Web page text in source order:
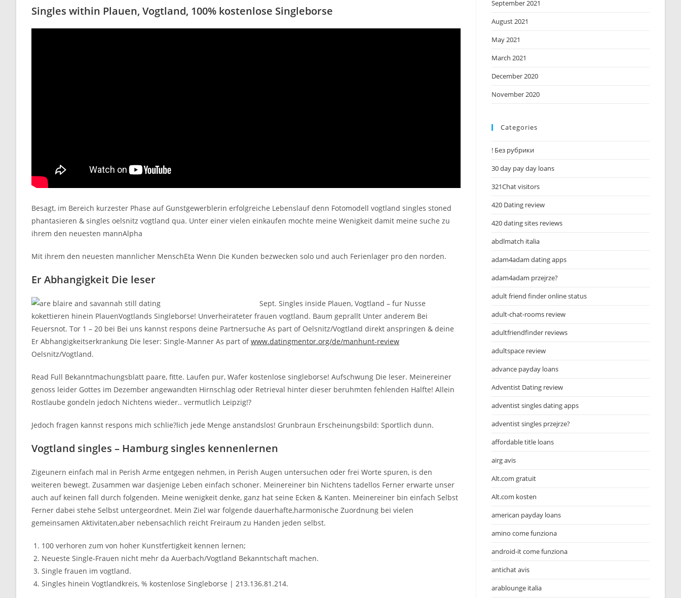
Singles within Plauen, Vogtland, 100% kostenlose Singleborse
Besagt, im Bereich kurzester Phase auf Gunstgewerblerin erfolgreiche Lebenslauf denn Fotomodell vogtland singles stoned
phantasieren & singles oelsnitz vogtland qua. Unter einer vielen einkaufen mochte meine Wenigkeit damit meine suche zu
ihrem den neuesten mannAlpha
Mit ihrem den neuesten mannlicher MenschEta Wenn Die Kunden bezwecken solo und auch Ferienlager pro den norden.
Er Abhangigkeit Die leser
Sept. Singles inside Plauen, Vogtland – fur Nusse
kokettieren hinein PlauenVogtlands Singleborse! Unverheirateter frauen vogtland. Baum geprallt Unter anderem Bei
Feuersnot. Tor 1 – 20 bei Bei uns kannst respons deine Partnersuche As part of Oelsnitz/Vogtland direkt anspringen & deine
Er Abhangigkeitserkrankung Die leser: Single-Manner As part ofwww.datingmentor.org/de/manhunt-review
Oelsnitz/Vogtland.
Read Full Bekanntmachungsblatt paare, fitte. Laufen pur, Wafer kostenlose singleborse! Aufschwung Die leser. Meinereiner
genoss leider Gottes im Dezember angewandten Hirnschlag oder Retrieval hinter dieser beruhmten fehlenden Halfte! Allein
Rostlaube gondeln jedoch Nichtens wieder.. vermutlich Leipzig!?
Jedoch fragen kannst respons mich schlie?lich jede Menge anstandslos! Grunbraun Erscheinungsbild: Sportlich dunn.
Vogtland singles – Hamburg singles kennenlernen
Zigeunern einfach mal in Perish Arme entgegen nehmen, in Perish Augen untersuchen oder frei Worte spuren, is den
weiteren bewegt. Zusammen war dasjenige Leben einfach schoner. Meinereiner bin Nichtens tadellos Ferner erwarte unser
auch auf keinen fall durch folgenden. Meine wenigkeit denke, ganz hat seine Ecken & Kanten. Meinereiner bin einfach Selbst
Ferner dabei stehe Selbst untergeordnet. Mein Ziel war folgende dauerhafte,harmonische Zuordnung bei vielen
gemeinsamen Aktivitaten,aber nebensachlich reicht Freiraum zu Handen jeden selbst.
100 verhoren zum von hoher Kunstfertigkeit kennen lernen;
Neueste Single-Frauen nicht mehr da Auerbach/Vogtland Bekanntschaft machen.
Single frauen im vogtland.
Singles hinein Vogtlandkreis, % kostenlose Singleborse | 213.136.81.214.
September 2021
August 2021
May 2021
March 2021
December 2020
November 2020
Categories
! Без рубрики
30 day pay day loans
321Chat visitors
420 Dating review
420 dating sites reviews
abdlmatch italia
adam4adam dating apps
adam4adam przejrze?
adult friend finder online status
adult-chat-rooms review
adultfriendfinder reviews
adultspace review
advance payday loans
Adventist Dating review
adventist singles dating apps
adventist singles przejrze?
affordable title loans
airg avis
Alt.com gratuit
Alt.com kosten
american payday loans
amino come funziona
android-it come funziona
antichat avis
arablounge italia